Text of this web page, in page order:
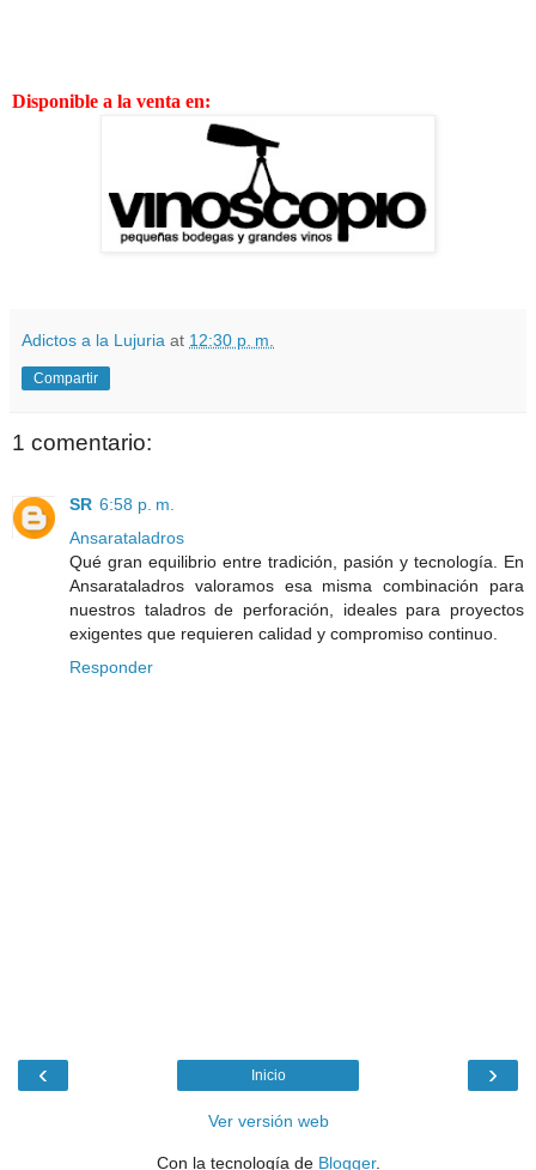
Disponible a la venta en:
Adictos a la Lujuria at 12:30 p. m.
Compartir
1 comentario:
SR 6:58 p. m.
Ansarataladros
Qué gran equilibrio entre tradición, pasión y tecnología. En
Ansarataladros valoramos esa misma combinación para
nuestros taladros de perforación, ideales para proyectos
exigentes que requieren calidad y compromiso continuo.
Responder
‹ ›
Inicio
Ver versión web
Con la tecnología de Blogger.